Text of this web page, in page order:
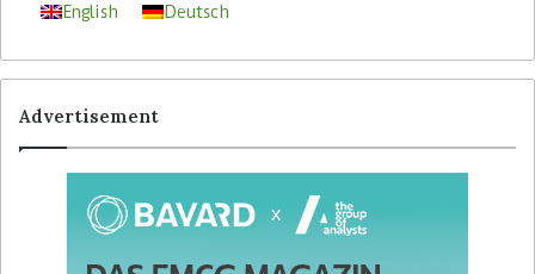
English Deutsch
Advertisement